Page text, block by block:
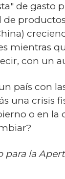
de gasto
mientras
con un
país con
una crisis
o en
para la